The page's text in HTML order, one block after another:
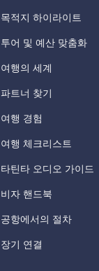
목적지 하이라이트
투어 및 예산 맞춤화
여행의 세계
파트너 찾기
여행 경험
여행 체크리스트
타틴타 오디오 가이드
비자 핸드북
공항에서의 절차
장기 연결